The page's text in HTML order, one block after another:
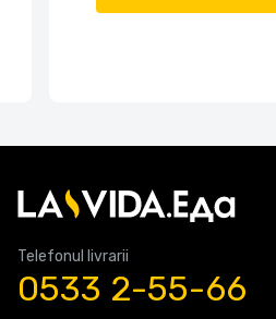
Telefonul livrarii
0533 2-55-66